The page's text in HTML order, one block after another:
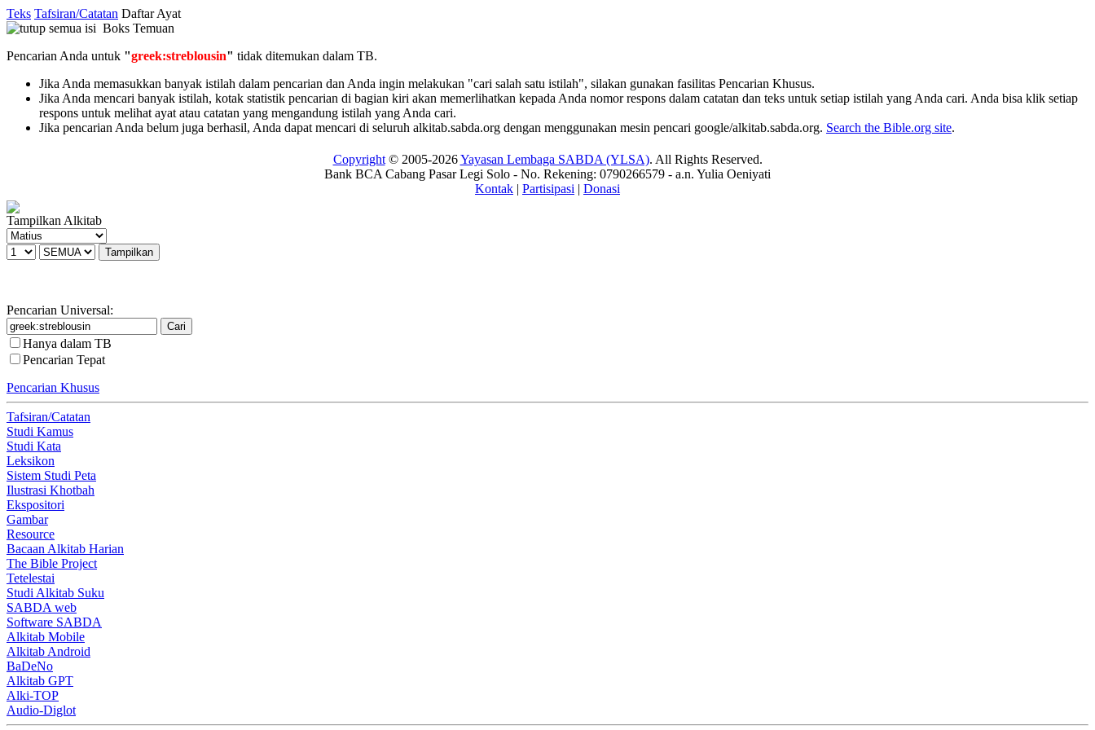
Teks Tafsiran/Catatan Daftar Ayat
Boks Temuan
Pencarian Anda untuk "greek:streblousin" tidak ditemukan dalam TB.
Jika Anda memasukkan banyak istilah dalam pencarian dan Anda ingin melakukan "cari salah satu istilah", silakan gunakan fasilitas Pencarian Khusus.
Jika Anda mencari banyak istilah, kotak statistik pencarian di bagian kiri akan memerlihatkan kepada Anda nomor respons dalam catatan dan teks untuk setiap istilah yang Anda cari. Anda bisa klik setiap
respons untuk melihat ayat atau catatan yang mengandung istilah yang Anda cari.
Jika pencarian Anda belum juga berhasil, Anda dapat mencari di seluruh alkitab.sabda.org dengan menggunakan mesin pencari google/alkitab.sabda.org. Search the Bible.org site.
Copyright© 2005-2026Yayasan Lembaga SABDA (YLSA). All Rights Reserved.
Bank BCA Cabang Pasar Legi Solo - No. Rekening: 0790266579 - a.n. Yulia Oeniyati
Kontak | Partisipasi | Donasi
Tampilkan Alkitab
Pencarian Universal:
Hanya dalam TB
Pencarian Tepat
Pencarian Khusus
Tafsiran/Catatan
Studi Kamus
Studi Kata
Leksikon
Sistem Studi Peta
Ilustrasi Khotbah
Ekspositori
Gambar
Resource
Bacaan Alkitab Harian
The Bible Project
Tetelestai
Studi Alkitab Suku
SABDA web
Software SABDA
Alkitab Mobile
Alkitab Android
BaDeNo
Alkitab GPT
Alki-TOP
Audio-Diglot